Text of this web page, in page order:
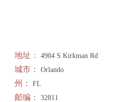
地址： 4904 S Kirkman Rd
城市： Orlando
州： FL
邮编： 32811